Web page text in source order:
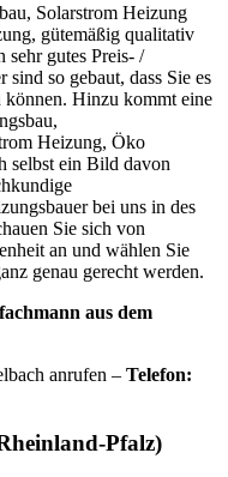
Solarstrom Heizung
gütemäßig qualitativ
sehr gutes Preis- /
so gebaut, dass Sie es
können. Hinzu kommt eine
Heizung, Öko
selbst ein Bild davon
bei uns in des
Sie sich von
an und wählen Sie
genau gerecht werden.
aus dem
anrufen – Telefon:
Pfalz)